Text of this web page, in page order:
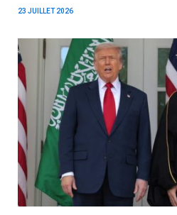
23 JUILLET 2026